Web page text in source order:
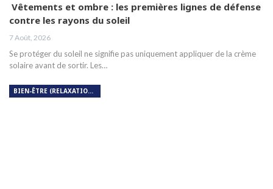
Vêtements et ombre : les premières lignes de défense
contre les rayons du soleil
7 Août, 2026
Se protéger du soleil ne signifie pas uniquement appliquer de la crème
solaire avant de sortir. Les…
BIEN-ÊTRE (RELAXATION, MÉDITATION, SOIN DU CORPS)